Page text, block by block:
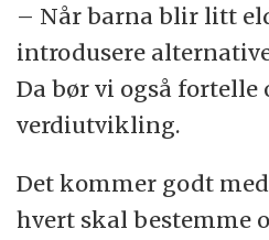
– Når barna blir litt
introdusere
Da bør vi også fortelle
verdiutvikling.
Det kommer godt
hvert skal bestemme